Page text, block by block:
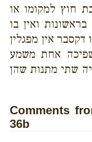
חוץ למקומו או
ואין בו
אין מפגלין
אחת משמע
שתי מתנות שהן
Comments
36b